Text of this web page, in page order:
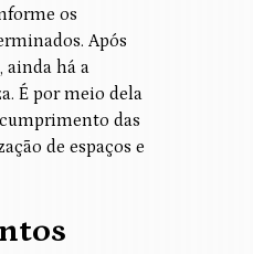
os
Após
ainda há a
É por meio dela
das
de espaços e